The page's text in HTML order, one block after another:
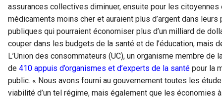
assurances collectives diminuer, ensuite pour les
médicaments moins cher et auraient plus d’argent dans
publiques qui pourraient économiser plus d’un milliard de
couper dans les budgets de la santé et de l’éducation, mais
L’Union des consommateurs (UC), un organisme membre
de 410 appuis d’organismes et d’experts de la santé pour la
public. « Nous avons fourni au gouvernement toutes les
viabilité d’un tel régime, mais également que les économies